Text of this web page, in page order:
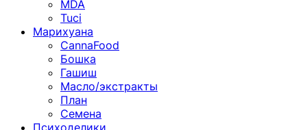
MDA
Tuci
Марихуана
CannaFood
Бошка
Гашиш
Масло/экстракты
План
Семена
Психоделики